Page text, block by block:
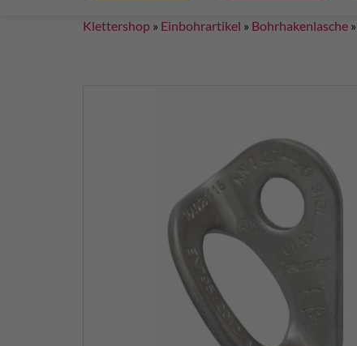
Klettershop » Einbohrartikel » Bohrhakenlasche »